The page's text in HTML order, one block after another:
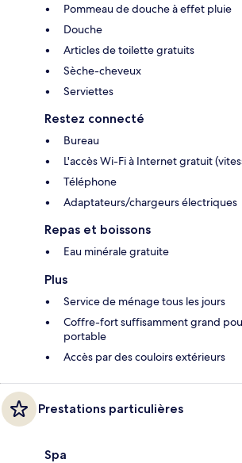
Pommeau de douche à effet pluie
Douche
Articles de toilette gratuits
Sèche-cheveux
Serviettes
Restez connecté
Bureau
L'accès Wi-Fi à Internet gratuit
Téléphone
Adaptateurs/chargeurs électriques
Repas et boissons
Eau minérale gratuite
Plus
Service de ménage tous les jours
Coffre-fort suffisamment grand
portable
Accès par des couloirs extérieurs
Prestations particulières
Spa